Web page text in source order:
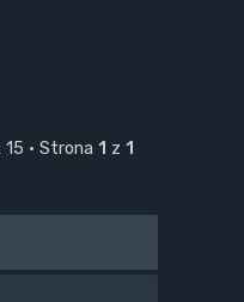
• Strona 1 z 1